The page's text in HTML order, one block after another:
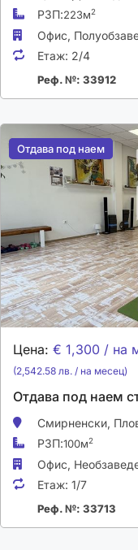
РЗП:223м2
Офис,
Етаж: 2/4
Реф. №: 33912
Отдава под наем
Отдава под наем
Цена: € 1,300 / на
(2,542.58 лв. / на месец)
Отдава под наем
Смирненски,
РЗП:100м2
Офис,
Етаж: 1/7
Реф. №: 33713